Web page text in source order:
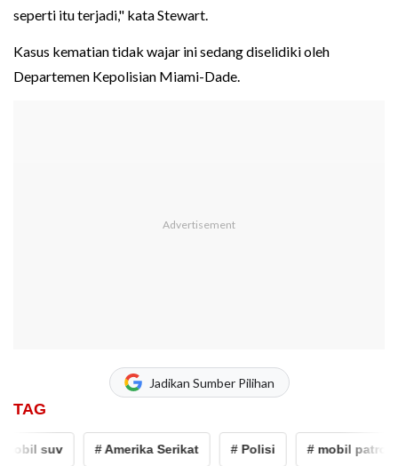
seperti itu terjadi," kata Stewart.
Kasus kematian tidak wajar ini sedang diselidiki oleh
Departemen Kepolisian Miami-Dade.
Jadikan Sumber Pilihan
TAG
suv # Amerika Serikat # Polisi # mobil patroli